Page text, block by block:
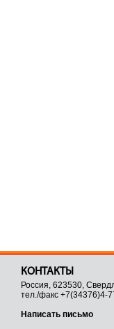
КОНТАКТЫ
Россия, 623530,
тел./факс +7(34376)4-
Написать письмо